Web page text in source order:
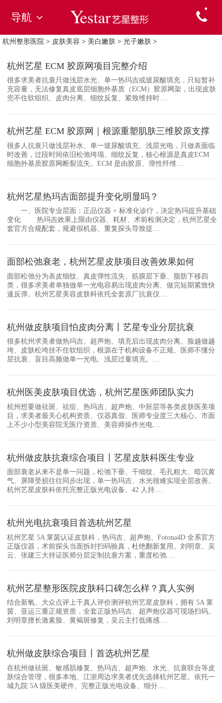
导航
杭州整形医院 > 皮肤美容 > 美白嫩肤 > 光子嫩肤 >
杭州艺星 ECM 胶原网项目完整介绍
很多求美者抗衰只做浅层水光、单一热玛吉或玻尿酸填充，只短暂补
充容量，无法修复真皮底层细胞外基质（ECM）胶原网架，出现皮肤
兜不住软组织、皮肉分离、细纹反复、紧致维持时....
杭州艺星 ECM 胶原网｜根源重塑肌肤三维胶原支撑
很多人抗衰只做浅层补水、单一玻尿酸填充、浅层光电，只做表面临
时改善，过段时间依旧松弛垮塌、细纹反复，核心根源是真皮ECM
细胞外基质胶原网断裂流失。ECM 是由胶原、弹性纤维....
杭州艺星热玛吉面部提升变化明显吗？
一、医院专业层面：正品仪器 + 标准化诊疗，决定热玛提升基础
变化 热玛吉效果上限由仪器、耗材、术前检测决定，杭州艺星全
套官方合规配套，规避假机器、重复探头导致提....
面部松弛衰老，杭州艺星皮肤项目改善效果如何
面部松弛分为表皮细纹、真皮弹性流失、筋膜层下垂、脂肪下移四
类，很多求美者单独做单一光电容易出现皮肉分离、做完短期紧致快
速反弹。杭州艺星美容皮肤科依托全套原厂抗衰仪....
杭州做皮肤项目怕皮肉分离丨艺星专业分层抗衰
很多杭州求美者做热玛吉、超声炮、填充后出现皮肉分离、脸越做越
垮、皮肤松垮挂不住软组织，根源在于机构设备不正规、医师不懂分
层抗衰、盲目高频做单一光电、浅层过量填充。....
杭州医美皮肤项目优选，杭州艺星医师团队实力
杭州想要做祛斑、祛痘、热玛吉、超声炮、中胚层等各类皮肤医美项
目，求美者最关心机构资质、仪器真假、医师专业度三大核心。市面
上不少小型美容院无医疗资质、美容师操作光电....
杭州做皮肤抗衰综合项目丨艺星皮肤科医生专业
面部衰老从来不是单一问题，松弛下垂、干细纹、毛孔粗大、暗沉黄
气、屏障受损往往同步出现，单一热玛吉、水光很难实现全层改善。
杭州艺星皮肤科依托完整正版光电设备、42 人持....
杭州光电抗衰项目首选杭州艺星
杭州艺星 5A 莱茵认证皮肤科，热玛吉、超声炮、Fotona4D 全系官方
正版仪器，术前探头当面拆封扫码验真，杜绝翻新复用。刘明章、吴
云、张建三大持证医师分层定制抗衰方案，重度松弛....
杭州艺星整形医院皮肤科口碑怎么样？真人实例
结合新氧、大众点评上千真人评价测评杭州艺星皮肤科，拥有 5A 莱
茵、亚运三重正规资质，全套正版热玛吉、超声炮仪器可现场扫码。
刘明章擅长激素脸、黄褐斑修复，吴云主打低痛感....
杭州做皮肤综合项目丨首选杭州艺星
在杭州做祛斑、敏感肌修复、热玛吉、超声炮、水光、抗衰联合等皮
肤综合管理，很多本地、江浙周边求美者优先选择杭州艺星。依托一
城九院 5A 级医美硬件、完整正版光电设备、细分....